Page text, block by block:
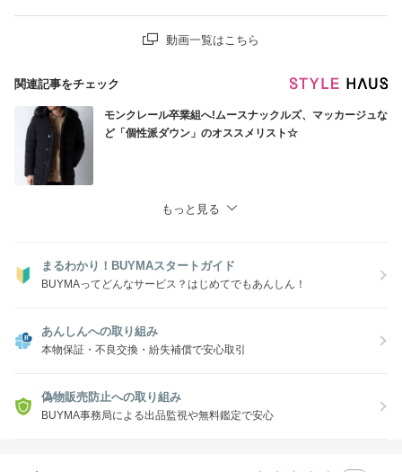
動画一覧はこちら
関連記事をチェック
モンクレール卒業組へ!ムースナックルズ、マッカージュな
ど「個性派ダウン」のオススメリスト☆
もっと見る
まるわかり！BUYMAスタートガイド
BUYMAってどんなサービス？はじめてでもあんしん！
あんしんへの取り組み
本物保証・不良交換・紛失補償で安心取引
偽物販売防止への取り組み
BUYMA事務局による出品監視や無料鑑定で安心